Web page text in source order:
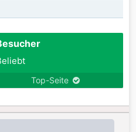
Top-Seite